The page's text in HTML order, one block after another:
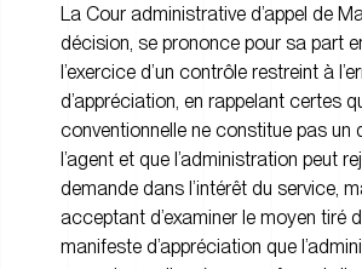
La Cour administrative d’appel de
décision, se prononce pour sa part
l’exercice d’un contrôle restreint à
d’appréciation, en rappelant certes
conventionnelle ne constitue pas un
l’agent et que l’administration peut
demande dans l’intérêt du service,
acceptant d’examiner le moyen tiré
manifeste d’appréciation que